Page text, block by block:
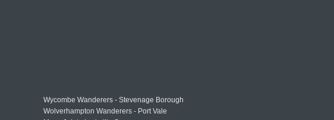
Wycombe Wanderers - Stevenage Borough
Wolverhampton Wanderers - Port Vale